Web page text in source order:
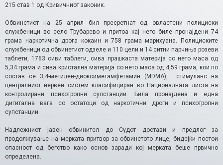
215 став 1 од Кривичниот законик.
Обвинетиот на 25 април бил пресретнат од овластени полициски
службеници во село Трубарево и притоа кај него биле пронајдени 74
грама наркотична дрога кокаин и 758 грама марихуана. Полициските
службеници од обвинетиот одзеле и 110 цели и 14 ситни парчиња розеви
таблети, 1763 сиви таблети, сива прашкаста материја со нето маса од
5,34 грама и сива кристална материја со нето маса од 4,59 грама, кои по
состав се 3,4-метилен-диоксиметамфетамин (MDMA), стимуланс на
централниот нервен систем класифициран во Националната листа на
контролирани психотропни супстанции. Била пронајдена и една
дигитална вага со остатоци од наркотични дроги и психотропни
супстанции.
Надлежниот јавен обвинител до Судот достави и предлог за
продолжување на мерката притвор за обвинетото лице, бидејќи постои
опасност од бегство како основ заради кој мерката беше првично
определена.